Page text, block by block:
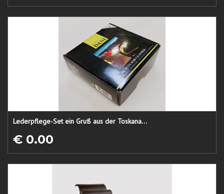
Lederpflege-Set ein Gruß aus der Toskana...
€ 0.00